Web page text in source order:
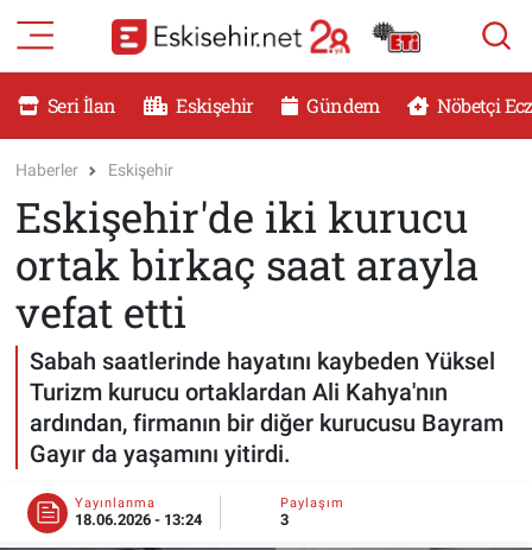
Seri İlan Eskişehir Gündem Nöbetçi
Haberler Eskişehir
Eskişehir'de iki kurucu
ortak birkaç saat arayla
vefat etti
Sabah saatlerinde hayatını kaybeden Yüksel
Turizm kurucu ortaklardan Ali Kahya'nın
ardından, firmanın bir diğer kurucusu Bayram
Gayır da yaşamını yitirdi.
Yayınlanma
18.06.2026 - 13:24
Paylaşım
3
RESMİ İLANLAR
DÜNYA
SAĞLIK
MAGAZİN
KADIN
TEKNOLOJİ
YEMEK
Eskişehir Nöbetçi Eczaneler
Eskişehir Namaz Vakitleri
Eskişehir Trafik Yoğunluk Haritası
Süper Lig Puan Durumu ve Fikstür
Tüm Manşetler
Son Dakika Haberleri
Haber Arşivi